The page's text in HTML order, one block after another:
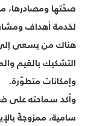
صحّتها ومصادرها،
لخدمة أهداف
هناك من يسعى إلى
التشكيك بالقيم
وإمكانات متطوّرة.
وأكد سماحته على
سامية، ممزوجةً